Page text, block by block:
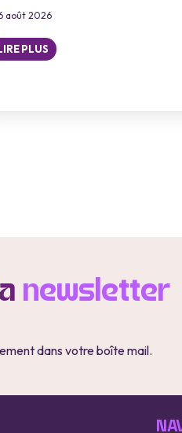
août 2026
PLUS
newsletter
dans votre boîte mail.